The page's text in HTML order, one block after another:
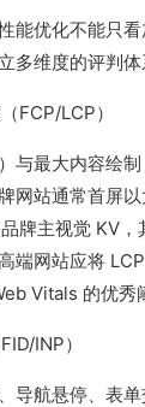
能优化不能只
多维度的评判体
FCP/LCP）
与最大内容绘
网站通常首屏
牌主视觉 KV
端网站应将
Vitals 的优秀
INP）
导航悬停、表